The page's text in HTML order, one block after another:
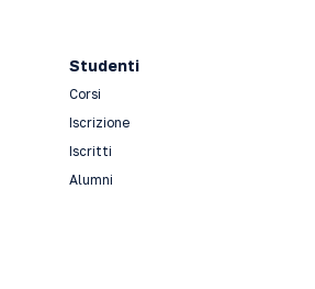
Studenti
Corsi
Iscrizione
Iscritti
Alumni